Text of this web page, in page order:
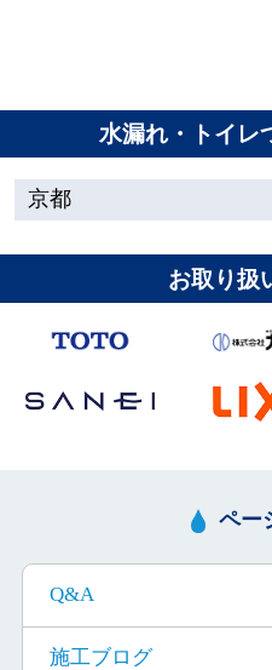
水漏れ・トイレ
京都
お取り扱
ペー
Q&A
施工ブログ